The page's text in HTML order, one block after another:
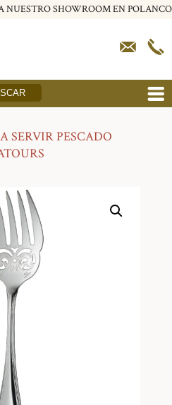
NUESTRO SHOWROOM EN POLANCO
SERVIR PESCADO